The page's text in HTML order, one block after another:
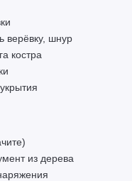
верёвку, шнур
костра
из дерева